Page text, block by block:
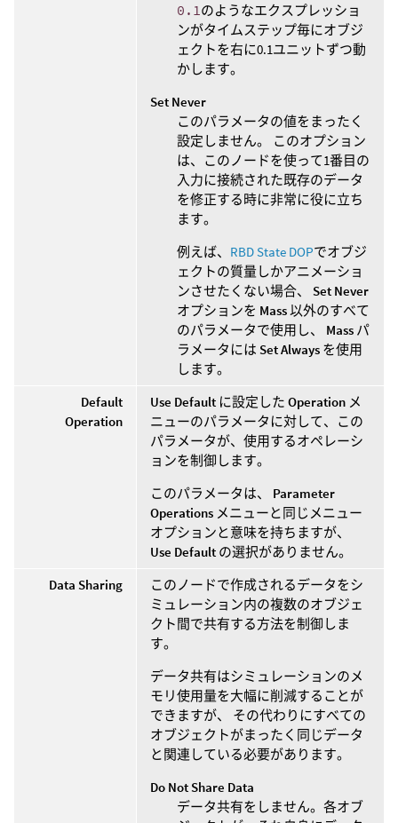
0.1 のようなエクスプレッショ
ンがタイムステップ毎にオブジ
ェクトを右に0.1ユニットずつ動
かします。
Set Never
このパラメータの値をまったく
設定しません。 このオプション
は、このノードを使って1番目の
入力に接続された既存のデータ
を修正する時に非常に役に立ち
ます。
例えば、 RBD State DOPでオブジ
ェクトの質量しかアニメーショ
ンさせたくない場合、 Set Never
オプションを Mass以外のすべて
のパラメータで使用し、 Mass パ
ラメータには Set Always を使用
します。
Default
Operation
Use Default に設定した Operation メ
ニューのパラメータに対して、この
パラメータが、使用するオペレーシ
ョンを制御します。
このパラメータは、 Parameter
Operations メニューと同じメニュー
オプションと意味を持ちますが、
Use Default の選択がありません。
Data Sharing
このノードで作成されるデータをシ
ミュレーション内の複数のオブジェ
クト間で共有する方法を制御しま
す。
データ共有はシミュレーションのメ
モリ使用量を大幅に削減することが
できますが、 その代わりにすべての
オブジェクトがまったく同じデータ
と関連している必要があります。
Do Not Share Data
データ共有をしません。各オブ